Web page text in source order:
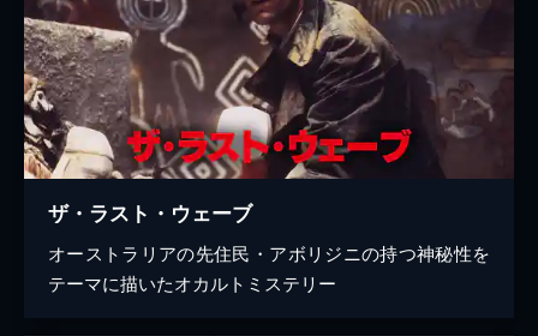
ザ・ラスト・ウェーブ
オーストラリアの先住民・アボリジニの持つ神秘性を
テーマに描いたオカルトミステリー